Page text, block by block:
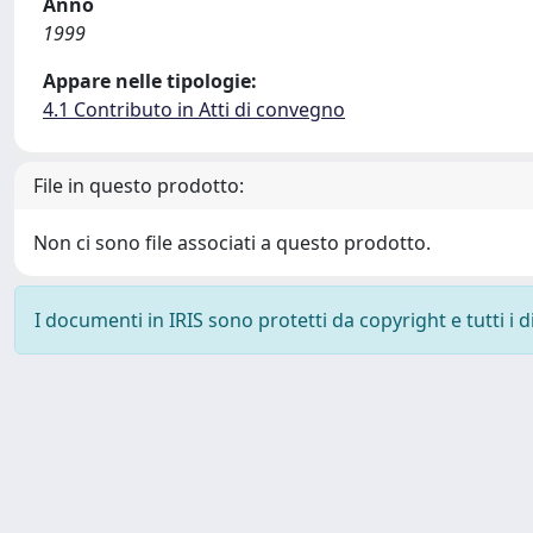
1999
Appare nelle tipologie:
4.1 Contributo in Atti di convegno
File in questo prodotto:
Non ci sono file associati a questo prodotto.
I documenti in IRIS sono protetti da copyright e tutti i